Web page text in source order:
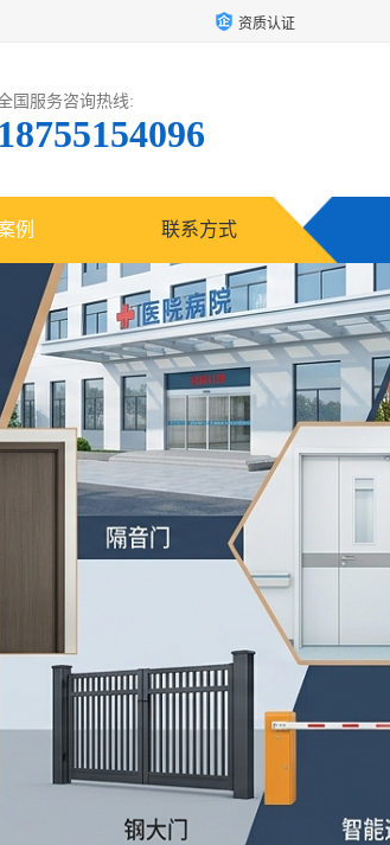
资质认证
国服务咨询热线:
18755154096
例 联系方式